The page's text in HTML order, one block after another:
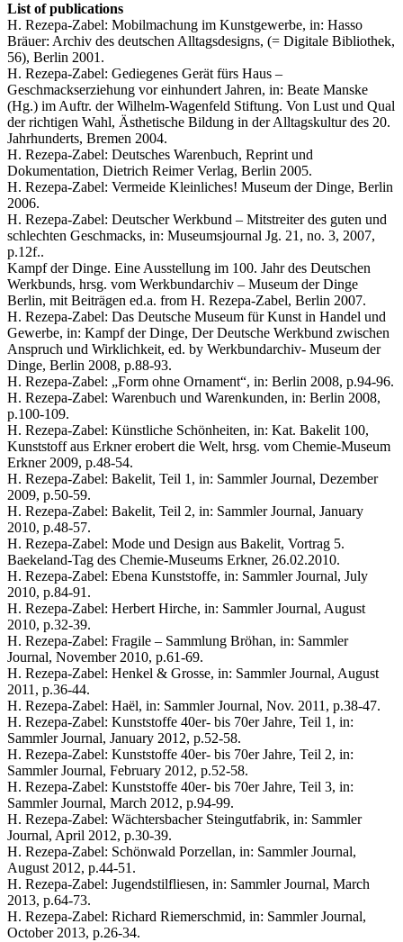
List of publications
H. Rezepa-Zabel: Mobilmachung im Kunstgewerbe, in: Hasso
Bräuer: Archiv des deutschen Alltagsdesigns, (= Digitale Bibliothek,
56), Berlin 2001.
H. Rezepa-Zabel: Gediegenes Gerät fürs Haus –
Geschmackserziehung vor einhundert Jahren, in: Beate Manske
(Hg.) im Auftr. der Wilhelm-Wagenfeld Stiftung. Von Lust und Qual
der richtigen Wahl, Ästhetische Bildung in der Alltagskultur des 20.
Jahrhunderts, Bremen 2004.
H. Rezepa-Zabel: Deutsches Warenbuch, Reprint und
Dokumentation, Dietrich Reimer Verlag, Berlin 2005.
H. Rezepa-Zabel: Vermeide Kleinliches! Museum der Dinge, Berlin
2006.
H. Rezepa-Zabel: Deutscher Werkbund – Mitstreiter des guten und
schlechten Geschmacks, in: Museumsjournal Jg. 21, no. 3, 2007,
p.12f..
Kampf der Dinge. Eine Ausstellung im 100. Jahr des Deutschen
Werkbunds, hrsg. vom Werkbundarchiv – Museum der Dinge
Berlin, mit Beiträgen ed.a. from H. Rezepa-Zabel, Berlin 2007.
H. Rezepa-Zabel: Das Deutsche Museum für Kunst in Handel und
Gewerbe, in: Kampf der Dinge, Der Deutsche Werkbund zwischen
Anspruch und Wirklichkeit, ed. by Werkbundarchiv- Museum der
Dinge, Berlin 2008, p.88-93.
H. Rezepa-Zabel: „Form ohne Ornament“, in: Berlin 2008, p.94-96.
H. Rezepa-Zabel: Warenbuch und Warenkunden, in: Berlin 2008,
p.100-109.
H. Rezepa-Zabel: Künstliche Schönheiten, in: Kat. Bakelit 100,
Kunststoff aus Erkner erobert die Welt, hrsg. vom Chemie-Museum
Erkner 2009, p.48-54.
H. Rezepa-Zabel: Bakelit, Teil 1, in: Sammler Journal, Dezember
2009, p.50-59.
H. Rezepa-Zabel: Bakelit, Teil 2, in: Sammler Journal, January
2010, p.48-57.
H. Rezepa-Zabel: Mode und Design aus Bakelit, Vortrag 5.
Baekeland-Tag des Chemie-Museums Erkner, 26.02.2010.
H. Rezepa-Zabel: Ebena Kunststoffe, in: Sammler Journal, July
2010, p.84-91.
H. Rezepa-Zabel: Herbert Hirche, in: Sammler Journal, August
2010, p.32-39.
H. Rezepa-Zabel: Fragile – Sammlung Bröhan, in: Sammler
Journal, November 2010, p.61-69.
H. Rezepa-Zabel: Henkel & Grosse, in: Sammler Journal, August
2011, p.36-44.
H. Rezepa-Zabel: Haël, in: Sammler Journal, Nov. 2011, p.38-47.
H. Rezepa-Zabel: Kunststoffe 40er- bis 70er Jahre, Teil 1, in:
Sammler Journal, January 2012, p.52-58.
H. Rezepa-Zabel: Kunststoffe 40er- bis 70er Jahre, Teil 2, in:
Sammler Journal, February 2012, p.52-58.
H. Rezepa-Zabel: Kunststoffe 40er- bis 70er Jahre, Teil 3, in:
Sammler Journal, March 2012, p.94-99.
H. Rezepa-Zabel: Wächtersbacher Steingutfabrik, in: Sammler
Journal, April 2012, p.30-39.
H. Rezepa-Zabel: Schönwald Porzellan, in: Sammler Journal,
August 2012, p.44-51.
H. Rezepa-Zabel: Jugendstilfliesen, in: Sammler Journal, March
2013, p.64-73.
H. Rezepa-Zabel: Richard Riemerschmid, in: Sammler Journal,
October 2013, p.26-34.